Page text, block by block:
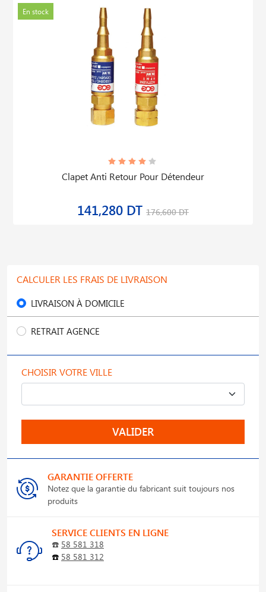
En stock
Clapet Anti Retour Pour Détendeur
141,280 DT 176,600 DT
CALCULER LES FRAIS DE LIVRAISON
LIVRAISON À DOMICILE
RETRAIT AGENCE
CHOISIR VOTRE VILLE
VALIDER
GARANTIE OFFERTE
Notez que la garantie du fabricant suit toujours nos
produits
SERVICE CLIENTS EN LIGNE
☎️ 58 581 318
☎️ 58 581 312